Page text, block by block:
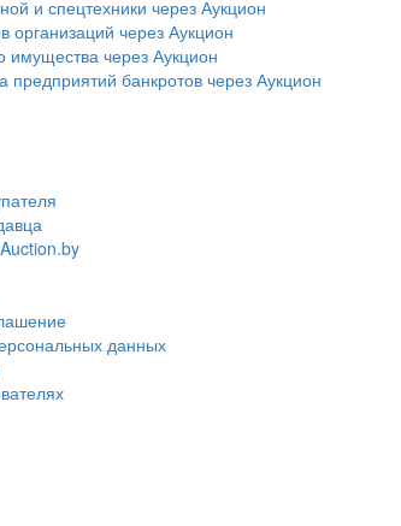
и спецтехники через Аукцион
организаций через Аукцион
имущества через Аукцион
предприятий банкротов через Аукцион
данных